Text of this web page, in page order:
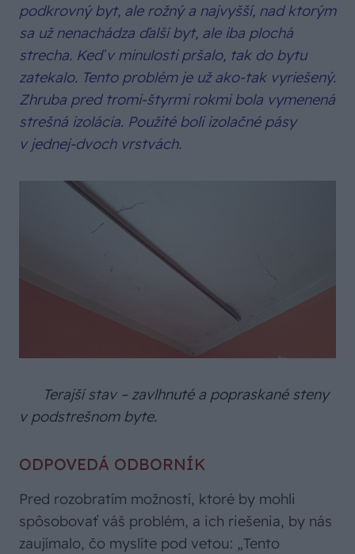
podkrovný byt, ale rožný a najvyšší, nad ktorým
sa už nenachádza ďalší byt, ale iba plochá
strecha. Keď v minulosti pršalo, tak do bytu
zatekalo. Tento problém je už ako-tak vyriešený.
Zhruba pred tromi-štyrmi rokmi bola vymenená
strešná izolácia. Použité boli izolačné pásy
v jednej-dvoch vrstvách.
Terajší stav – zavlhnuté a popraskané steny
v podstrešnom byte.
ODPOVEDÁ ODBORNÍK
Pred rozobratím možností, ktoré by mohli
spôsobovať váš problém, a ich riešenia, by nás
zaujímalo, čo myslíte pod vetou: „Tento